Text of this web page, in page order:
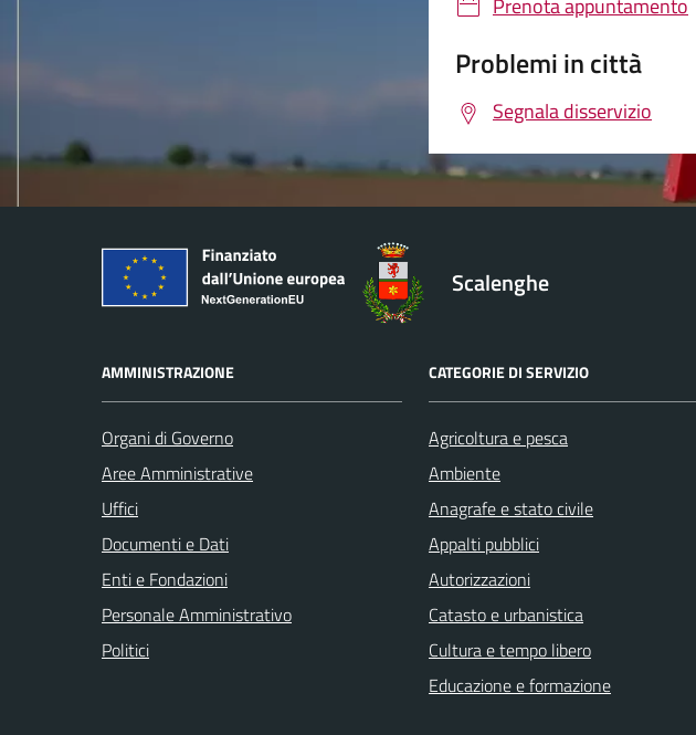
Problemi in città
Segnala disservizio
Scalenghe
AMMINISTRAZIONE
Organi di Governo
Aree Amministrative
Uffici
Documenti e Dati
Enti e Fondazioni
Personale Amministrativo
Politici
CATEGORIE DI SERVIZIO
Agricoltura e pesca
Ambiente
Anagrafe e stato civile
Appalti pubblici
Autorizzazioni
Catasto e urbanistica
Cultura e tempo libero
Educazione e formazione